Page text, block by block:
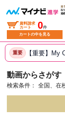
資料請求
カート
0件
カートの中を見る
重要 【重要】My
動画からさがす
検索条件： 全国、在